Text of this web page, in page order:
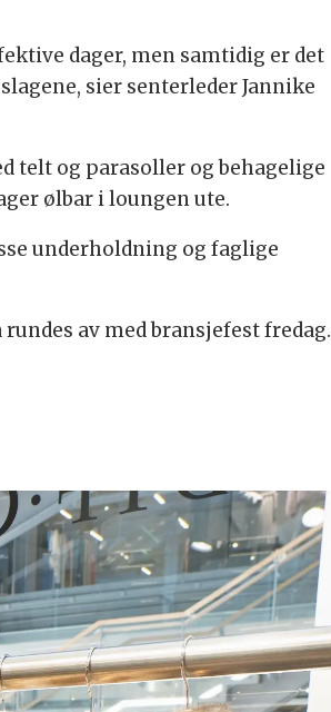
dager, men samtidig er det
sier senterleder Jannike
telt og parasoller og behagelige
ølbar i loungen ute.
underholdning og faglige
av med bransjefest fredag.